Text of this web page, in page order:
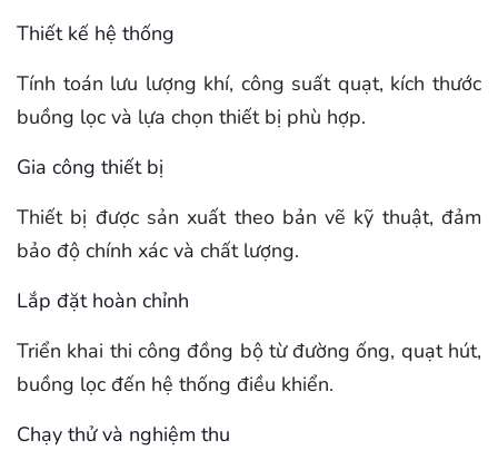
Thiết kế hệ thống
Tính toán lưu lượng khí, công suất quạt, kích thước
buồng lọc và lựa chọn thiết bị phù hợp.
Gia công thiết bị
Thiết bị được sản xuất theo bản vẽ kỹ thuật, đảm
bảo độ chính xác và chất lượng.
Lắp đặt hoàn chỉnh
Triển khai thi công đồng bộ từ đường ống, quạt hút,
buồng lọc đến hệ thống điều khiển.
Chạy thử và nghiệm thu